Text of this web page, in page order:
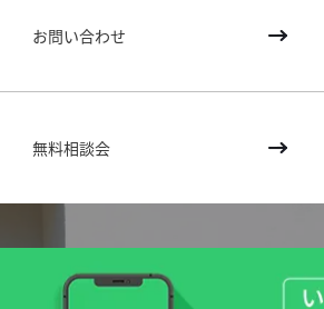
お問い合わせ
無料相談会